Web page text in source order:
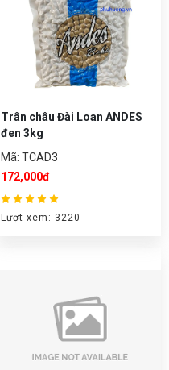
Trân châu Đài Loan ANDES
đen 3kg
Mã: TCAD3
172,000đ
Lượt xem: 3220